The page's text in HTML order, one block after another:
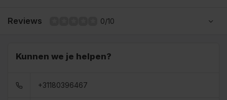
Reviews 0/10
Kunnen we je helpen?
+31180396467